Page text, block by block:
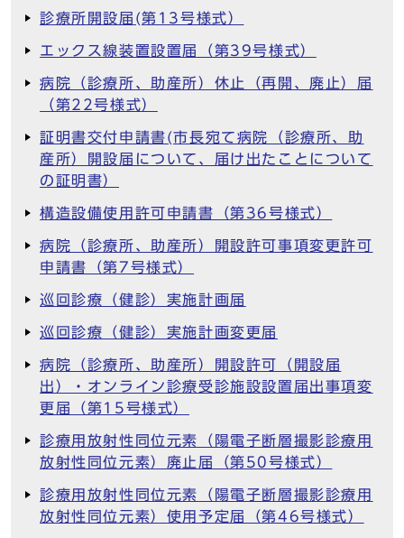
診療所開設届(第13号様式）
エックス線装置設置届（第39号様式）
病院（診療所、助産所）休止（再開、廃止）届
（第22号様式）
証明書交付申請書(市長宛て病院（診療所、助
産所）開設届について、届け出たことについて
の証明書）
構造設備使用許可申請書（第36号様式）
病院（診療所、助産所）開設許可事項変更許可
申請書（第7号様式）
巡回診療（健診）実施計画届
巡回診療（健診）実施計画変更届
病院（診療所、助産所）開設許可（開設届
出）・オンライン診療受診施設設置届出事項変
更届（第15号様式）
診療用放射性同位元素（陽電子断層撮影診療用
放射性同位元素）廃止届（第50号様式）
診療用放射性同位元素（陽電子断層撮影診療用
放射性同位元素）使用予定届（第46号様式）